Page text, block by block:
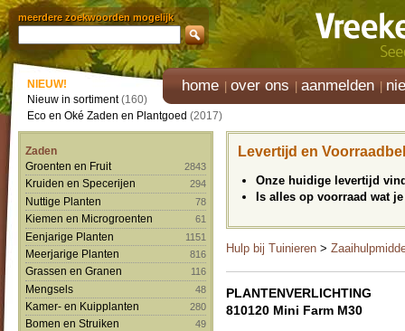
meerdere zoekwoorden mogelijk
home over ons aanmelden
NIEUW!
Nieuw in sortiment(160)
Eco en Oké Zaden en Plantgoed (2017)
Zaden
Groenten en Fruit
2843
Kruiden en Specerijen 294
Nuttige Planten 78
Kiemen en Microgroenten 61
Eenjarige Planten 1151
Meerjarige Planten 816
Grassen en Granen 116
Mengsels 48
Kamer- en Kuipplanten 280
Bomen en Struiken 49
Levertijd en
Onze huidige levertijd
Is alles op voorraad wat
Hulp bij Tuinieren >
PLANTENVERLICHTING
810120 Mini Farm M30